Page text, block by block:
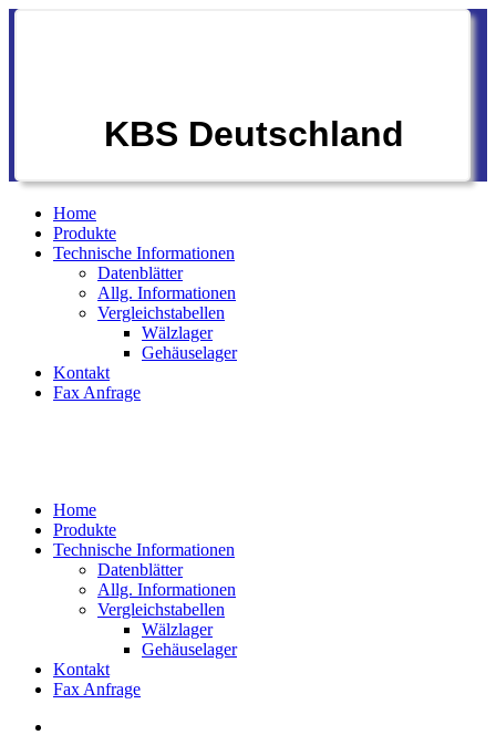
KBS Deutschland
Home
Produkte
Technische Informationen
Datenblätter
Allg. Informationen
Vergleichstabellen
Wälzlager
Gehäuselager
Kontakt
Fax Anfrage
Home
Produkte
Technische Informationen
Datenblätter
Allg. Informationen
Vergleichstabellen
Wälzlager
Gehäuselager
Kontakt
Fax Anfrage